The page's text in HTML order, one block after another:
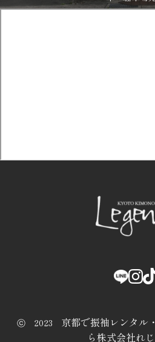
ⓒ 2023 京都で振袖レンタル
ら株式会社れ